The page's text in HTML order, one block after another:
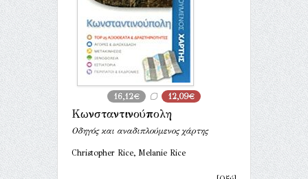
16,12€ 12,09€
Κωνσταντινούπολη
Οδηγός και αναδιπλούμενος χάρτης
Christopher Rice, Melanie Rice